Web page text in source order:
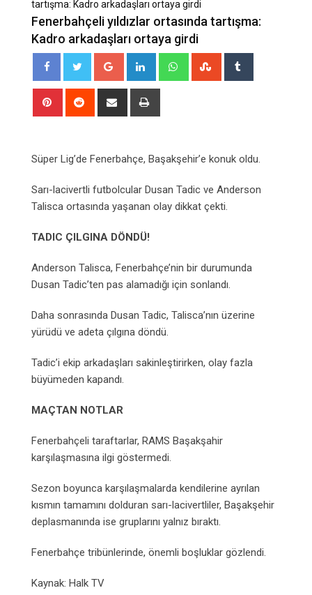
tartışma: Kadro arkadaşları ortaya girdi
Fenerbahçeli yıldızlar ortasında tartışma:
Kadro arkadaşları ortaya girdi
Google+ LinkedIn WhatsappStumbleUpon
Pinterest Reddit
Share
Süper Lig’de Fenerbahçe, Başakşehir’e konuk oldu.
Sarı-lacivertli futbolcular Dusan Tadic ve Anderson
Talisca ortasında yaşanan olay dikkat çekti.
TADIC ÇILGINA DÖNDÜ!
Anderson Talisca, Fenerbahçe’nin bir durumunda
Dusan Tadic’ten pas alamadığı için sonlandı.
Daha sonrasında Dusan Tadic, Talisca’nın üzerine
yürüdü ve adeta çılgına döndü.
Tadic’i ekip arkadaşları sakinleştirirken, olay fazla
büyümeden kapandı.
MAÇTAN NOTLAR
Fenerbahçeli taraftarlar, RAMS Başakşahir
karşılaşmasına ilgi göstermedi.
Sezon boyunca karşılaşmalarda kendilerine ayrılan
kısmın tamamını dolduran sarı-lacivertliler, Başakşehir
deplasmanında ise gruplarını yalnız bıraktı.
Fenerbahçe tribünlerinde, önemli boşluklar gözlendi.
Kaynak: Halk TV